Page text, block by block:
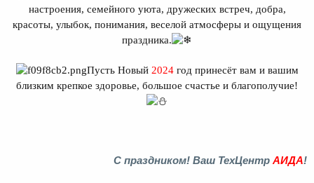
настроения, семейного уюта, дружеских встреч, добра,
красоты, улыбок, понимания, веселой атмосферы и ощущения
праздника.
Пусть Новый 2024год принесёт вам и вашим
близким крепкое здоровье, большое счастье и благополучие!
С праздником! Ваш ТехЦентр АИДА!